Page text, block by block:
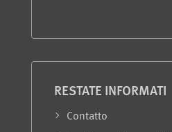
RESTATE INFORMATI
Contatto